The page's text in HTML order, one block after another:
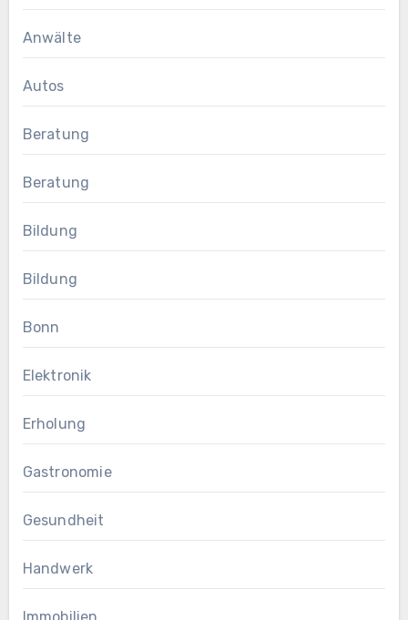
Anwälte
Autos
Beratung
Beratung
Bildung
Bildung
Bonn
Elektronik
Erholung
Gastronomie
Gesundheit
Handwerk